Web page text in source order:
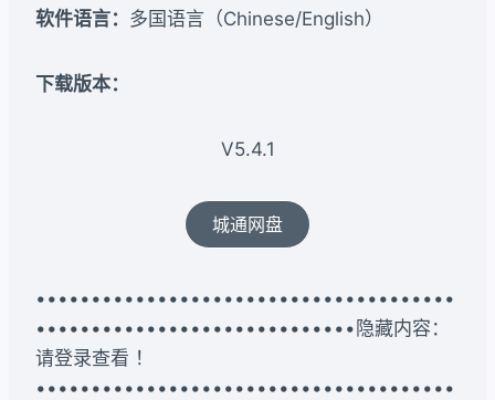
软件语言： 多国语言（Chinese/English）
下载版本：​
V5.4.1
城通网盘
••••••••••••••••••••••••••••••••••••••
•••••••••••••••••••••••••••••隐藏内容：
请登录查看 ！
••••••••••••••••••••••••••••••••••••••